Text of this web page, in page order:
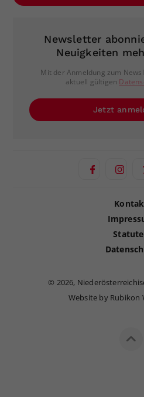
Newsletter
Neuigkeiten
Mit der Anmeldung zum
aktuell gültigen
Jetzt
© 2026,
Website by Rubikon